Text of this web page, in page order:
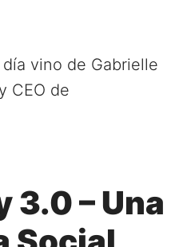
vino de Gabrielle
CEO de
3.0 – Una